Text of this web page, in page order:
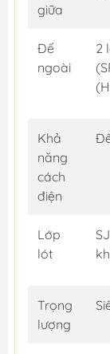
giữa
Đế
ngoài
2
Khả
năng
cách
điện
Lớp
lót
Trọng
lượng